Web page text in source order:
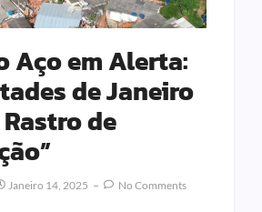
Aço em Alerta:
de Janeiro
de
Janeiro 14, 2025 No Comments